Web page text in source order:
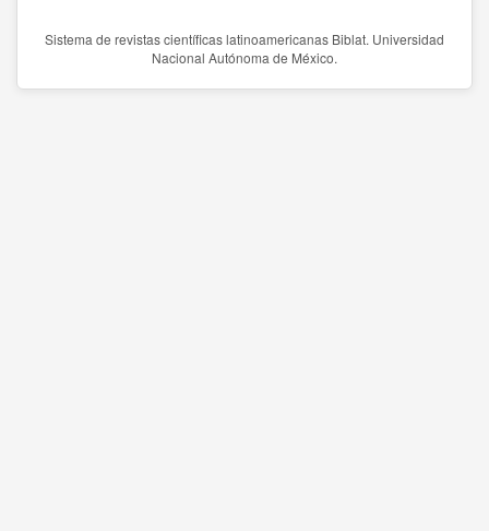
Sistema de revistas científicas latinoamericanas Biblat. Universidad
Nacional Autónoma de México.